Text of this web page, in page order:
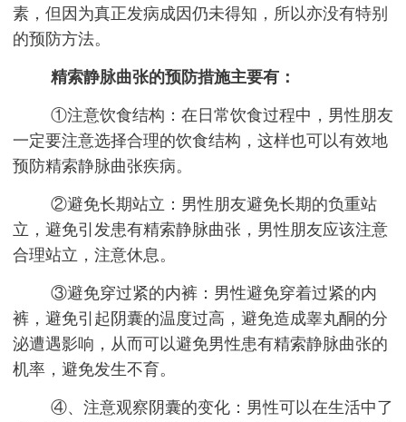
素，但因为真正发病成因仍未得知，所以亦没有特别
的预防方法。
精索静脉曲张的预防措施主要有：
①注意饮食结构：在日常饮食过程中，男性朋友
一定要注意选择合理的饮食结构，这样也可以有效地
预防精索静脉曲张疾病。
②避免长期站立：男性朋友避免长期的负重站
立，避免引发患有精索静脉曲张，男性朋友应该注意
合理站立，注意休息。
③避免穿过紧的内裤：男性避免穿着过紧的内
裤，避免引起阴囊的温度过高，避免造成睾丸酮的分
泌遭遇影响，从而可以避免男性患有精索静脉曲张的
机率，避免发生不育。
④、注意观察阴囊的变化：男性可以在生活中了